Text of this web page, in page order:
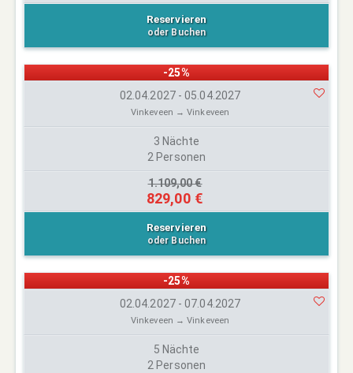
Reservieren
oder Buchen
-25%
02.04.2027 - 05.04.2027
Vinkeveen → Vinkeveen
3 Nächte
2 Personen
1.109,00 €
829,00 €
Reservieren
oder Buchen
-25%
02.04.2027 - 07.04.2027
Vinkeveen → Vinkeveen
5 Nächte
2 Personen